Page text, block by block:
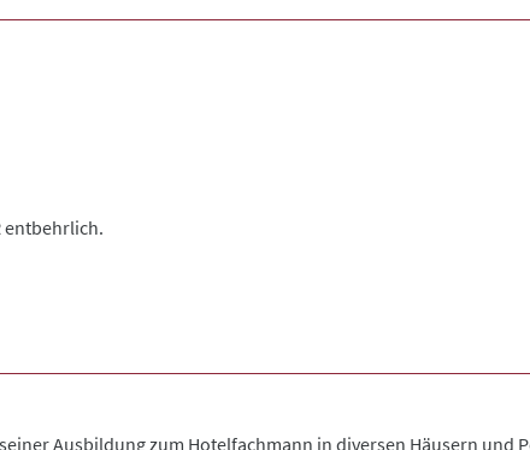
entbehrlich.
Ausbildung zum Hotelfachmann in diversen Häusern und